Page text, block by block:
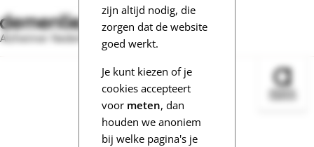
zijn altijd nodig, die
zorgen dat de website
goed werkt.
Je kunt kiezen of je
cookies accepteert
voor meten, dan
houden we anoniem
bij welke pagina's je
Alzheimer Nederland